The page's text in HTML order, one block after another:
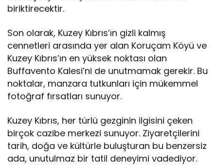
biriktirecektir.
Son olarak, Kuzey Kıbrıs’ın gizli kalmış
cennetleri arasında yer alan Koruçam Köyü ve
Kuzey Kıbrıs’ın en yüksek noktası olan
Buffavento Kalesi’ni de unutmamak gerekir. Bu
noktalar, manzara tutkunları için mükemmel
fotoğraf fırsatları sunuyor.
Kuzey Kıbrıs, her türlü gezginin ilgisini çeken
birçok cazibe merkezi sunuyor. Ziyaretçilerini
tarih, doğa ve kültürle buluşturan bu benzersiz
ada, unutulmaz bir tatil deneyimi vadediyor.